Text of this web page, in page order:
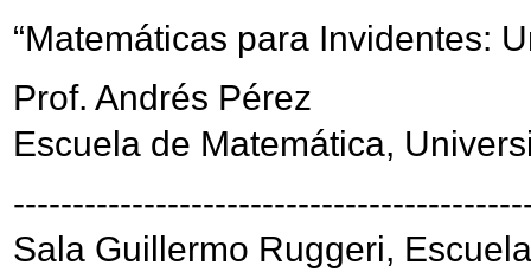
“Matemáticas para Invidentes:
Prof. Andrés Pérez
Escuela de Matemática,
Sala Guillermo Ruggeri,